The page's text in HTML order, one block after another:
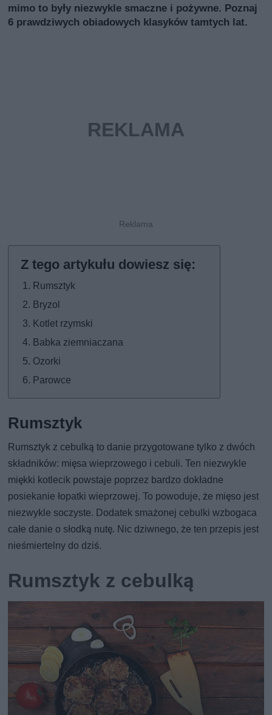
mimo to były niezwykle smaczne i pożywne. Poznaj
6 prawdziwych obiadowych klasyków tamtych lat.
Rumsztyk
Bryzol
Kotlet rzymski
Babka ziemniaczana
Ozorki
Parowce
Rumsztyk
Rumsztyk z cebulką to danie przygotowane tylko z dwóch
składników: mięsa wieprzowego i cebuli. Ten niezwykle
miękki kotlecik powstaje poprzez bardzo dokładne
posiekanie łopatki wieprzowej. To powoduje, że mięso jest
niezwykle soczyste. Dodatek smażonej cebulki wzbogaca
całe danie o słodką nutę. Nic dziwnego, że ten przepis jest
nieśmiertelny do dziś.
Rumsztyk z cebulką